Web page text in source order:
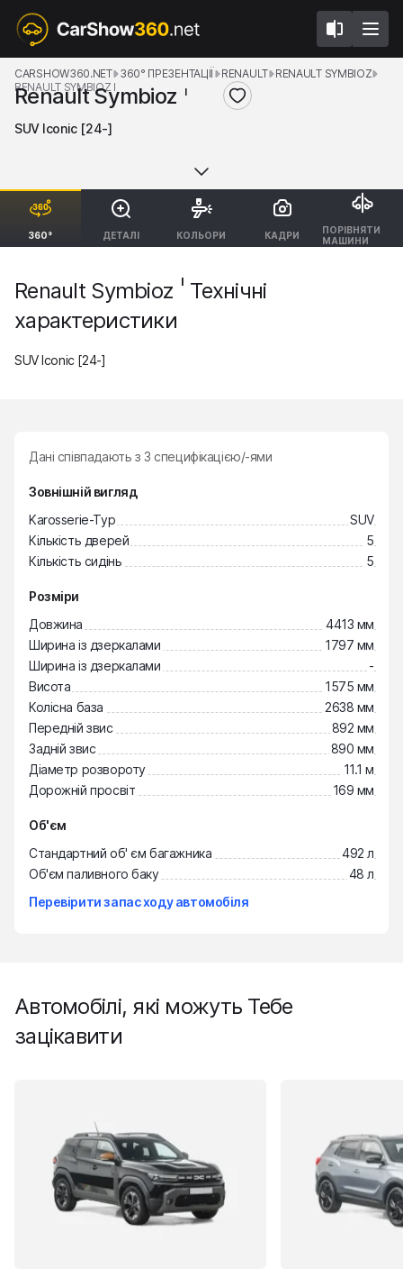
360° ДЕТАЛІ КОЛЬОРИ КАДРИ
ПОРІВНЯТИ
МАШИНИ
CARSHOW360.NET 360° ПРЕЗЕНТАЦІЇ RENAULT
RENAULT SYMBIOZ
RENAULT SYMBIOZ I
Renault Symbioz I
SUV Iconic [24-]
Renault Symbioz I Технічні
характеристики
SUV Iconic [24-]
Дані співпадають з3 специфікацією/-ями
Зовнішній вигляд
Karosserie-Typ
SUV
Кількість дверей
5
Кількість сидінь
5
Розміри
Довжина
4413 мм
Ширина із дзеркалами
1797 мм
Ширина із дзеркалами
-
Висота
1575 мм
Колісна база
2638 мм
Передній звис
892 мм
Задній звис
890 мм
Діаметр розвороту
11.1 м
Дорожній просвіт
169 мм
Об'єм
Стандартний об' єм багажника
492 л
Об'єм паливного баку
48 л
Перевірити запас ходу автомобіля
Автомобілі, які можуть Тебе
зацікавити